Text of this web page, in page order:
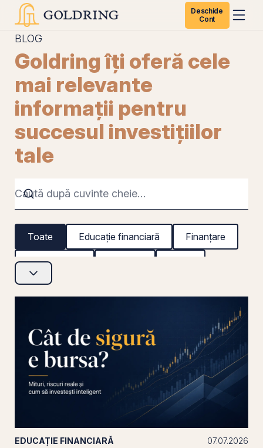
Deschide
Cont
BLOG
Goldring îți oferă cele
mai relevante
informații pentru
succesul investițiilor
tale
Toate Educație financiară Finanțare
Titluri de stat
EDUCAȚIE FINANCIARĂ 07.07.2026